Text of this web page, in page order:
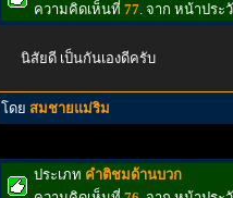
ความคิดเห็นที่ 77. จาก หน้าประ
นิสัยดี เป็นกันเองดีครับ
โดย สมชายแม่ริม
ประเภท คำติชมด้านบวก